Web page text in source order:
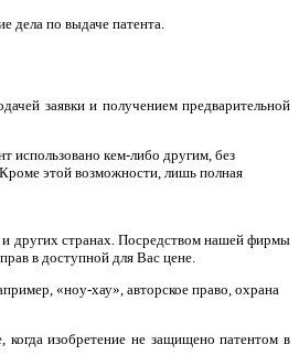
дела по выдаче патента.
заявки и получением предварительной
использовано кем-либо другим, без
этой возможности, лишь полная
и других странах. Посредством нашей фирмы
в доступной для Вас цене.
«ноу-хау», авторское право, охрана
изобретение не защищено патентом в